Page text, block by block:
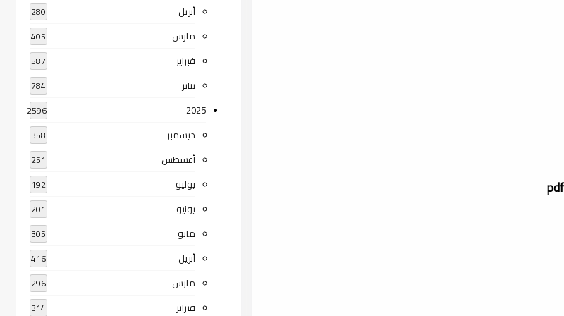
أبريل 280
مارس 405
فبراير 587
يناير 784
2025
2596
ديسمبر 358
أغسطس 251
يوليو 192
يونيو 201
مايو 305
أبريل 416
مارس 296
فبراير 314